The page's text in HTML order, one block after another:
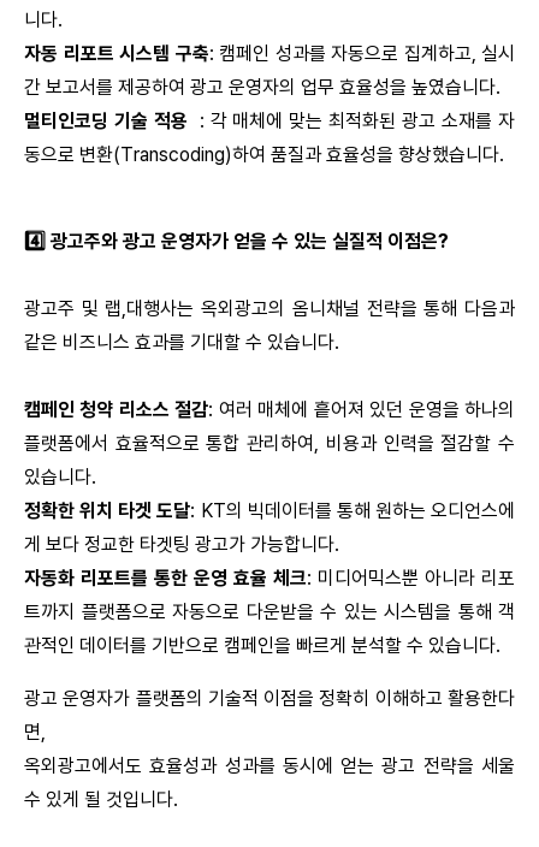
니다.
자동 리포트 시스템 구축: 캠페인 성과를 자동으로 집계하고, 실시
간 보고서를 제공하여 광고 운영자의 업무 효율성을 높였습니다.
멀티인코딩 기술 적용
: 각 매체에 맞는 최적화된 광고 소재를 자
동으로 변환(Transcoding)하여 품질과 효율성을 향상했습니다.
4️⃣ 광고주와 광고 운영자가 얻을 수 있는 실질적 이점은?
광고주 및 랩,대행사는 옥외광고의 옴니채널 전략을 통해 다음과
같은 비즈니스 효과를 기대할 수 있습니다.
캠페인 청약 리소스 절감: 여러 매체에 흩어져 있던 운영을 하나의
플랫폼에서 효율적으로 통합 관리하여, 비용과 인력을 절감할 수
있습니다.
정확한 위치 타겟 도달: KT의 빅데이터를 통해 원하는 오디언스에
게 보다 정교한 타겟팅 광고가 가능합니다.
자동화 리포트를 통한 운영 효율 체크: 미디어믹스뿐 아니라 리포
트까지 플랫폼으로 자동으로 다운받을 수 있는 시스템을 통해 객
관적인 데이터를 기반으로 캠페인을 빠르게 분석할 수 있습니다.
광고 운영자가 플랫폼의 기술적 이점을 정확히 이해하고 활용한다
면,
옥외광고에서도 효율성과 성과를 동시에 얻는 광고 전략을 세울
수 있게 될 것입니다.